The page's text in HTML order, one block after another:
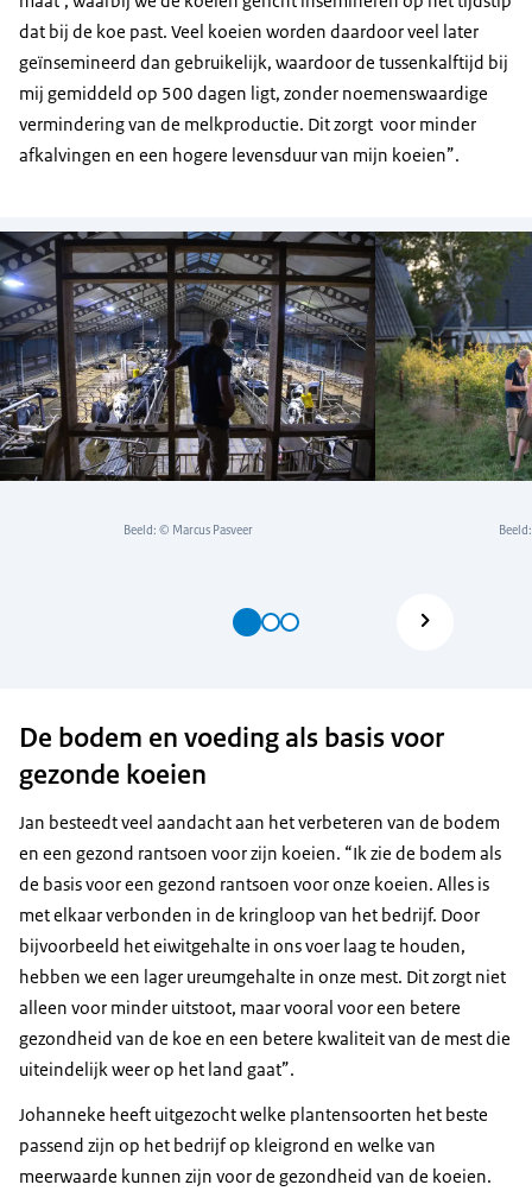
dat bij de koe past. Veel koeien worden daardoor veel later
geïnsemineerd dan gebruikelijk, waardoor de tussenkalftijd bij
mij gemiddeld op 500 dagen ligt, zonder noemenswaardige
vermindering van de melkproductie. Dit zorgt voor minder
afkalvingen en een hogere levensduur van mijn koeien”.
Beeld: © Marcus Pasveer
De bodem en voeding als basis voor
gezonde koeien
Jan besteedt veel aandacht aan het verbeteren van de bodem
en een gezond rantsoen voor zijn koeien. “Ik zie de bodem als
de basis voor een gezond rantsoen voor onze koeien. Alles is
met elkaar verbonden in de kringloop van het bedrijf. Door
bijvoorbeeld het eiwitgehalte in ons voer laag te houden,
hebben we een lager ureumgehalte in onze mest. Dit zorgt niet
alleen voor minder uitstoot, maar vooral voor een betere
gezondheid van de koe en een betere kwaliteit van de mest die
uiteindelijk weer op het land gaat”.
Johanneke heeft uitgezocht welke plantensoorten het beste
passend zijn op het bedrijf op kleigrond en welke van
meerwaarde kunnen zijn voor de gezondheid van de koeien.